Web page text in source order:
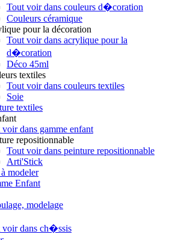
Tout voir dans couleurs d�coration
Couleurs céramique
pour la décoration
Tout voir dans acrylique pour la
d�coration
Déco 45ml
textiles
Tout voir dans couleurs textiles
Soie
textiles
voir dans gamme enfant
repositionnable
Tout voir dans peinture repositionnable
Arti'Stick
modeler
Enfant
modelage
voir dans ch�ssis